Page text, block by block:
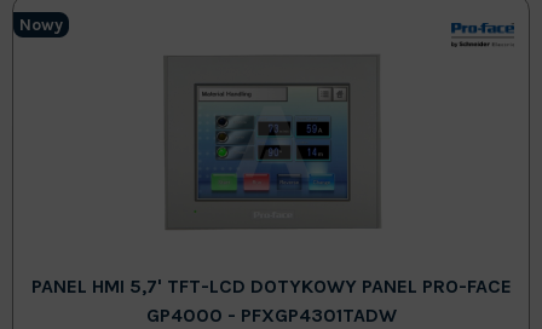
Nowy
PANEL HMI 5,7' TFT-LCD DOTYKOWY PANEL PRO-FACE
GP4000 - PFXGP4301TADW